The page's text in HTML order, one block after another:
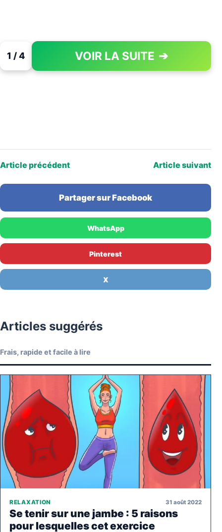
1 / 4 VOIR LA SUITE ➔
PAGE 1 OF 4
Article précédent Article suivant
Partager sur Facebook
WhatsApp
Pinterest
X
Articles suggérés
Frais, rapide et facile à lire
RELAXATION 31 août 2022
Se tenir sur une jambe : 5 raisons
pour lesquelles cet exercice